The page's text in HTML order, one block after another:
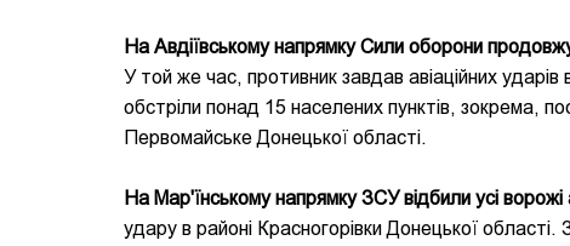
На Авдіївському напрямку Сили оборони
У той же час, противник завдав авіаційних
обстріли понад 15 населених пунктів, зокрема,
Первомайське Донецької області.
На Мар'їнському напрямку ЗСУ відбили усі ворожі
удару в районі Красногорівки Донецької